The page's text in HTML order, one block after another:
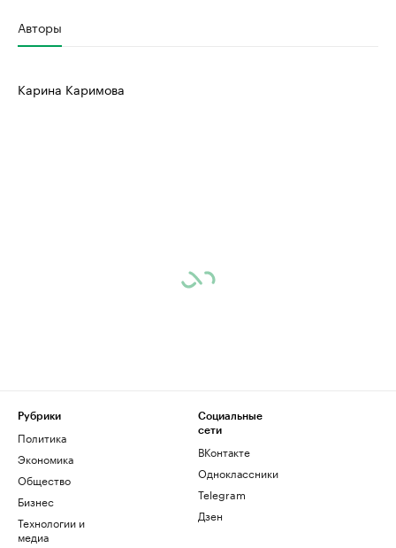
Авторы
Карина Каримова
Рубрики
Политика
Экономика
Общество
Бизнес
Технологии и
медиа
Социальные
сети
ВКонтакте
Одноклассники
Telegram
Дзен